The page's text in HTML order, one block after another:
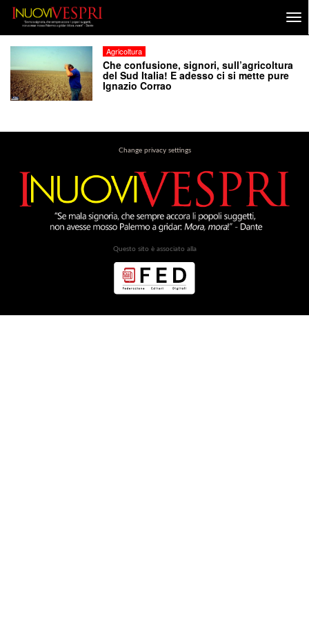
Agricoltura
Che confusione, signori, sull’agricoltura
del Sud Italia! E adesso ci si mette pure
Ignazio Corrao
Change privacy settings
Questo sito è associato alla